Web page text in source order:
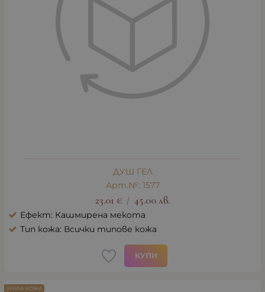
ДУШ ГЕЛ
Арт.№: 1577
23.01 € / 45.00лв.
Ефект: Кашмирена мекота
Тип кожа: Всички типове кожа
КУПИ
ЗРЯЛА КОЖА